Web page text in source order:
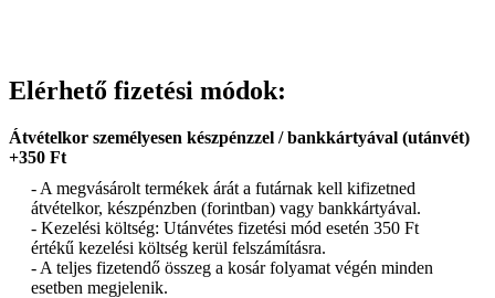
Elérhető fizetési módok:
Átvételkor személyesen készpénzzel / bankkártyával (utánvét)
+350 Ft
- A megvásárolt termékek árát a futárnak kell kifizetned
átvételkor, készpénzben (forintban) vagy bankkártyával.
- Kezelési költség: Utánvétes fizetési mód esetén 350 Ft
értékű kezelési költség kerül felszámításra.
- A teljes fizetendő összeg a kosár folyamat végén minden
esetben megjelenik.